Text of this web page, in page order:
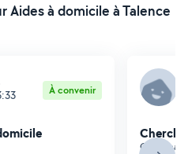
Aides à domicile à Talence
À convenir